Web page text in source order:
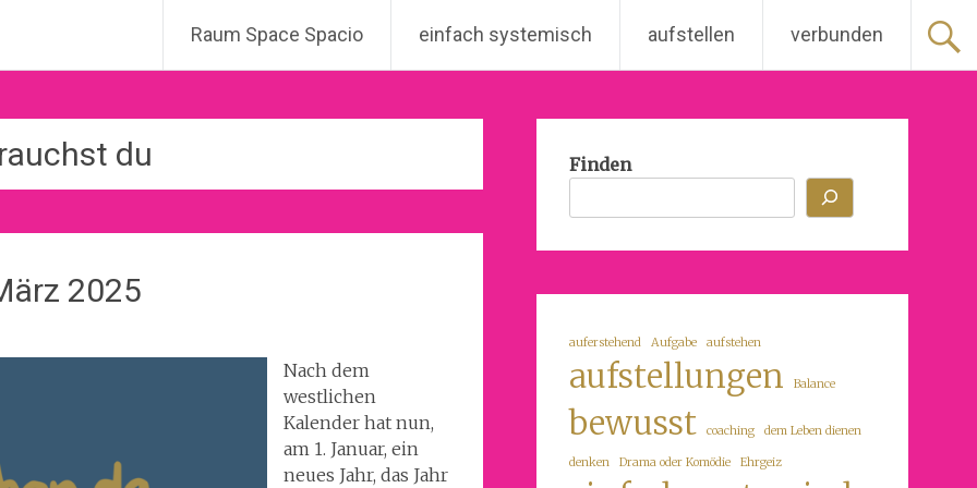
Raum Space Spacio einfach systemisch aufstellen verbunden
du
2025
Nach dem
westlichen
Kalender hat nun,
am 1. Januar, ein
neues Jahr, das Jahr
Finden
auferstehend Aufgabe aufstehen
aufstellungen Balance
bewusst coaching dem Leben dienen
denken Drama oder Komödie Ehrgeiz